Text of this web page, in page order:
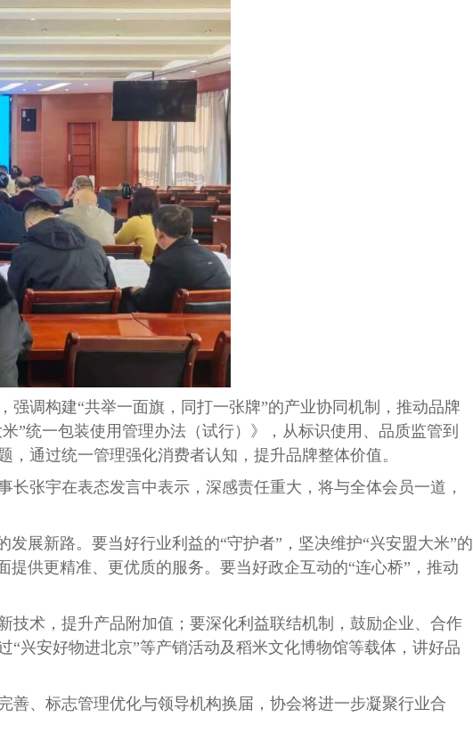
强调构建“共举一面旗，同打一张牌”的产业协同机制，推动品牌
”统一包装使用管理办法（试行）》，从标识使用、品质监管到
通过统一管理强化消费者认知，提升品牌整体价值。
张宇在表态发言中表示，深感责任重大，将与全体会员一道，
展新路。要当好行业利益的“守护者”，坚决维护“兴安盟大米”的
供更精准、更优质的服务。要当好政企互动的“连心桥”，推动
术，提升产品附加值；要深化利益联结机制，鼓励企业、合作
“兴安好物进北京”等产销活动及稻米文化博物馆等载体，讲好品
、标志管理优化与领导机构换届，协会将进一步凝聚行业合